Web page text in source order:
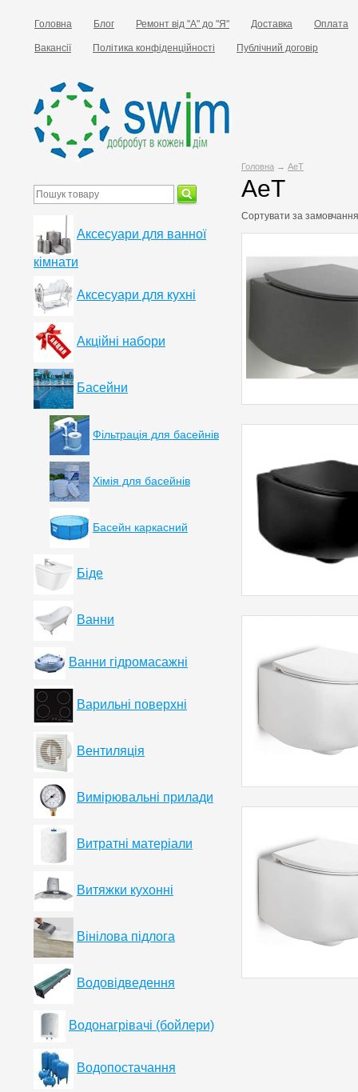
Головна Блог Ремонт від "А" до "Я" Доставка Оплата
Вакансії Політика конфіденційності Публічний договір
Головна → AeT
AeT
Сортувати за
Аксесуари для ванної
кімнати
Аксесуари для кухні
Акційні набори
Басейни
Фільтрація для басейнів
Хімія для басейнів
Басейн каркасний
Біде
Ванни
Ванни гідромасажні
Варильні поверхні
Вентиляція
Вимірювальні прилади
Витратні матеріали
Витяжки кухонні
Вінілова підлога
Водовідведення
Водонагрівачі (бойлери)
Водопостачання